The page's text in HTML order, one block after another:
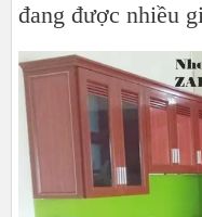
đang được nhiều